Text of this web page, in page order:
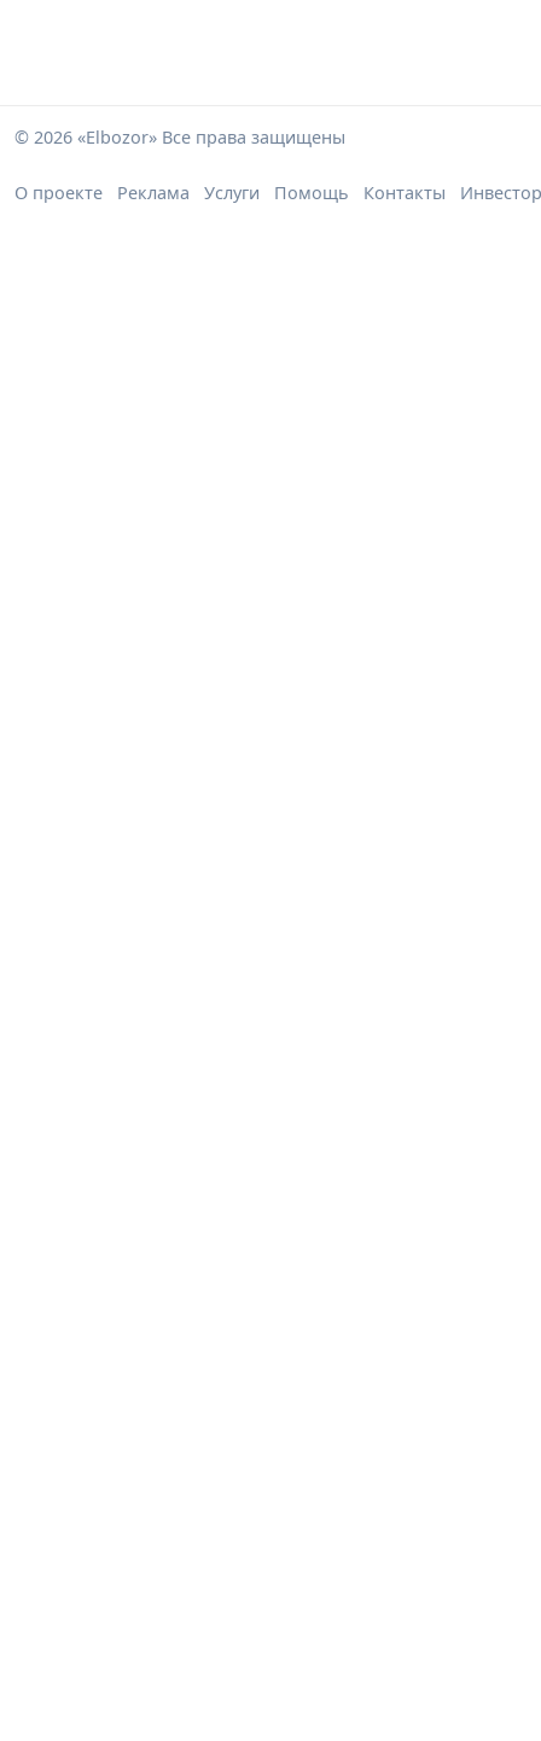
© 2026 «Elbozor» Все права защищены
О проекте Реклама Услуги Помощь Контакты